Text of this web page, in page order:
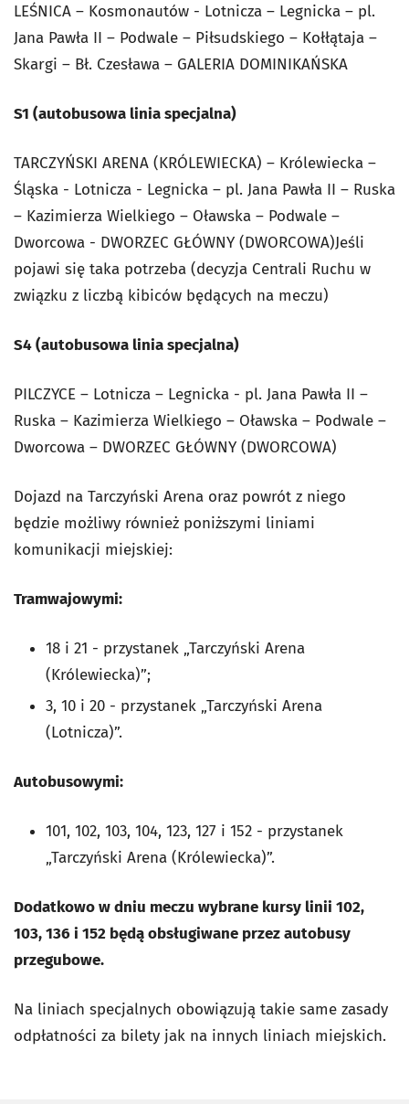
LEŚNICA – Kosmonautów - Lotnicza – Legnicka – pl.
Jana Pawła II – Podwale – Piłsudskiego – Kołłątaja –
Skargi – Bł. Czesława – GALERIA DOMINIKAŃSKA
S1 (autobusowa linia specjalna)
TARCZYŃSKI ARENA (KRÓLEWIECKA) – Królewiecka –
Śląska - Lotnicza - Legnicka – pl. Jana Pawła II – Ruska
– Kazimierza Wielkiego – Oławska – Podwale –
Dworcowa - DWORZEC GŁÓWNY (DWORCOWA)Jeśli
pojawi się taka potrzeba (decyzja Centrali Ruchu w
związku z liczbą kibiców będących na meczu)
S4 (autobusowa linia specjalna)
PILCZYCE – Lotnicza – Legnicka - pl. Jana Pawła II –
Ruska – Kazimierza Wielkiego – Oławska – Podwale –
Dworcowa – DWORZEC GŁÓWNY (DWORCOWA)
Dojazd na Tarczyński Arena oraz powrót z niego
będzie możliwy również poniższymi liniami
komunikacji miejskiej:
Tramwajowymi:
18 i 21 - przystanek „Tarczyński Arena
(Królewiecka)”;
3, 10 i 20 - przystanek „Tarczyński Arena
(Lotnicza)”.
Autobusowymi:
101, 102, 103, 104, 123, 127 i 152 - przystanek
„Tarczyński Arena (Królewiecka)”.
Dodatkowo w dniu meczu wybrane kursy linii 102,
103, 136 i 152 będą obsługiwane przez autobusy
przegubowe.
Na liniach specjalnych obowiązują takie same zasady
odpłatności za bilety jak na innych liniach miejskich.